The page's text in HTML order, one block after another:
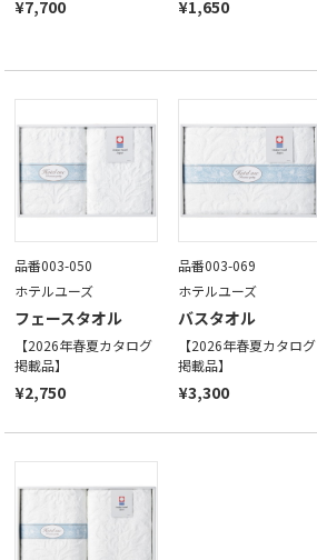
¥7,700 ¥1,650
品番003-050
ホテルユーズ
フェースタオル
【2026年春夏カタログ
掲載品】
¥2,750
品番003-069
ホテルユーズ
バスタオル
【2026年春夏カタログ
掲載品】
¥3,300